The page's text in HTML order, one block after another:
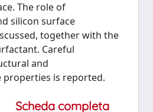
The role of
silicon surface
together with the
Careful
and
properties is reported.
Scheda completa